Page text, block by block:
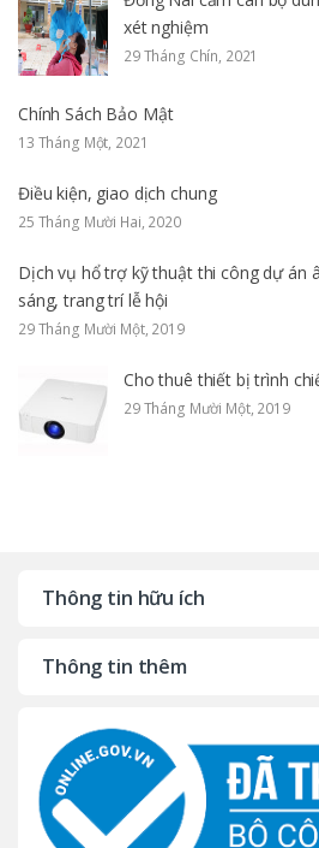
xét nghiệm
29 Tháng Chín, 2021
Chính Sách Bảo Mật
13 Tháng Một, 2021
Điều kiện, giao dịch chung
25 Tháng Mười Hai, 2020
Dịch vụ hổ trợ kỹ thuật thi công dự án
sáng, trang trí lễ hội
29 Tháng Mười Một, 2019
Cho thuê thiết bị trình
29 Tháng Mười Một, 2019
Thông tin hữu ích
Thông tin thêm